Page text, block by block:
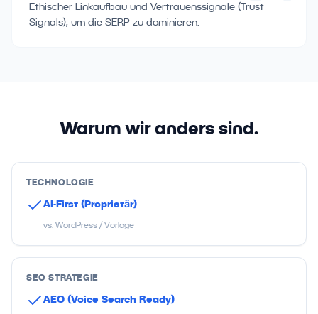
Ethischer Linkaufbau und Vertrauenssignale (Trust
Signals), um die SERP zu dominieren.
Warum wir anders sind.
TECHNOLOGIE
AI-First (Proprietär)
vs. WordPress / Vorlage
SEO STRATEGIE
AEO (Voice Search Ready)